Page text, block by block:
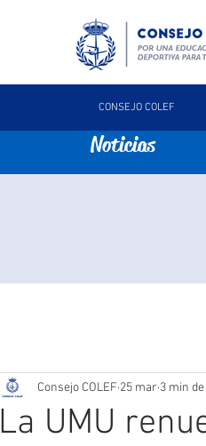
CONSEJO COLEF
Noticias
La UMU
Consejo COLEF 25 mar 3 min